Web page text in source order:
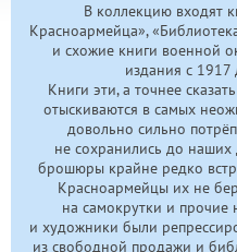
В коллекцию входят
Красноармейца»,
и схожие книги военной
издания с 1917
Книги эти, а точнее
отыскиваются в самых
довольно сильно
не сохранились до
брошюры крайне редко
Красноармейцы их не
на самокрутки и прочие
и художники были
из свободной продажи и